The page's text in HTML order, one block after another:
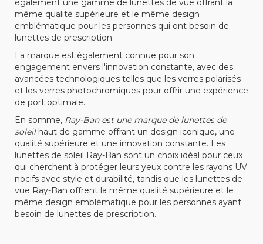
également une gamme de lunettes de vue offrant la
même qualité supérieure et le même design
emblématique pour les personnes qui ont besoin de
lunettes de prescription.
La marque est également connue pour son
engagement envers l'innovation constante, avec des
avancées technologiques telles que les verres polarisés
et les verres photochromiques pour offrir une expérience
de port optimale.
En somme, Ray-Ban est une marque de lunettes de
soleilhaut de gamme offrant un design iconique, une
qualité supérieure et une innovation constante. Les
lunettes de soleil Ray-Ban sont un choix idéal pour ceux
qui cherchent à protéger leurs yeux contre les rayons UV
nocifs avec style et durabilité, tandis que les lunettes de
vue Ray-Ban offrent la même qualité supérieure et le
même design emblématique pour les personnes ayant
besoin de lunettes de prescription.